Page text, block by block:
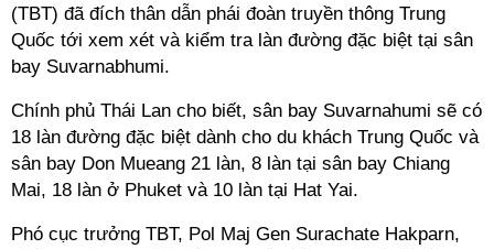
(TBT) đã đích thân dẫn phái đoàn truyền thông Trung
Quốc tới xem xét và kiểm tra làn đường đặc biệt tại sân
bay Suvarnabhumi.
Chính phủ Thái Lan cho biết, sân bay Suvarnahumi sẽ có
18 làn đường đặc biệt dành cho du khách Trung Quốc và
sân bay Don Mueang 21 làn, 8 làn tại sân bay Chiang
Mai, 18 làn ở Phuket và 10 làn tại Hat Yai.
Phó cục trưởng TBT, Pol Maj Gen Surachate Hakparn,